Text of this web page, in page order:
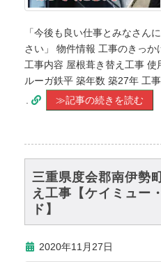
「今後も良い仕事とみなさん
さい」 物件情報 工事のきっか
工事内容 屋根葺き替え工事
ルーガ鉄平 築年数 築27年 工
≫記事の続きを読む
三重県度会郡南伊
え工事【ケイミュー
ド】
2020年11月27日